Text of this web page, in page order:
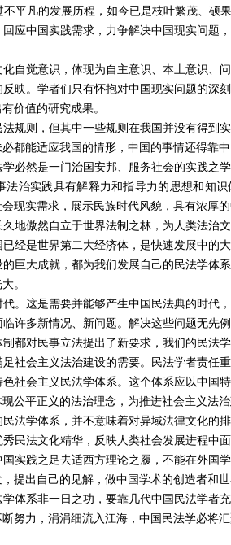
平凡的发展历程，如今已是枝叶繁茂、硕
应中国实践需求，力争解决中国现实问题
自觉意识，体现为自主意识、本土意识、
映。学者们只有怀抱对中国现实问题的深
价值的研究成果。
规则，但其中一些规则在我国并没有得到
都能适应我国的情形，中国的事情还得靠中
必然是一门治国安邦、服务社会的实践之
法治实践具有解释力和指导力的思想和知
现实需求，展示民族时代风貌，具有浓厚的
地傲然自立于世界法制之林，为人类法治
经是世界第二大经济体，是快速发展中的
巨大成就，都为我们发展自己的民法学体
。
。这是需要并能够产生中国民法典的时代
许多新情况、新问题。解决这些问题无先
都对民事立法提出了新要求，我们的民法
社会主义法治建设的需要。民法学者责任
社会主义民法学体系。这个体系应以中国
公平正义的法治理念，为推进社会主义法治
法学体系，并不意味着对异域法律文化的
民法文化精华，反映人类社会发展进程中
实践之足去适西方理论之履，不能在外国
提出自己的见解，做中国学术的创造者和世
体系非一日之功，要靠几代中国民法学者
努力，涓涓细流入江海，中国民法学必将汇